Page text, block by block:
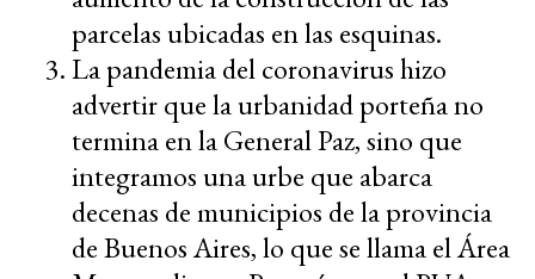
parcelas ubicadas en las esquinas.
La pandemia del coronavirus hizo
advertir que la urbanidad porteña no
termina en la General Paz, sino que
integramos una urbe que abarca
decenas de municipios de la provincia
de Buenos Aires, lo que se llama el Área